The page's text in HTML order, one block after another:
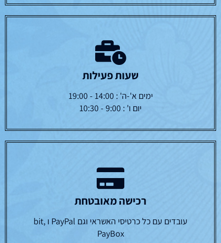
שעות פעילות
ימים א'-ה' : 14:00 - 19:00
יום ו' : 9:00 - 10:30
רכישה מאובטחת
עובדים עם כל כרטיסי האשראי וגם PayPal ו bit,
PayBox